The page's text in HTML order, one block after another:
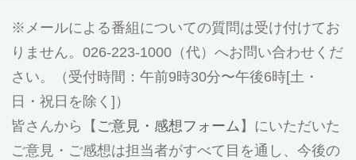
メールによる番組についての質問は受け付けてお
りません。026-223-1000（代）へお問い合わせくだ
さい。（受付時間：午前9時30分〜午後6時[土・
日・祝日を除く]）
皆さんから【 ご意見・感想フォーム 】にいただいた
ご意見・ご感想は担当者がすべて目を通し、今後の